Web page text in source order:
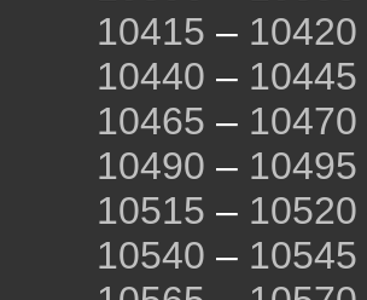
10415 – 10420
10440 – 10445
10465 – 10470
10490 – 10495
10515 – 10520
10540 – 10545